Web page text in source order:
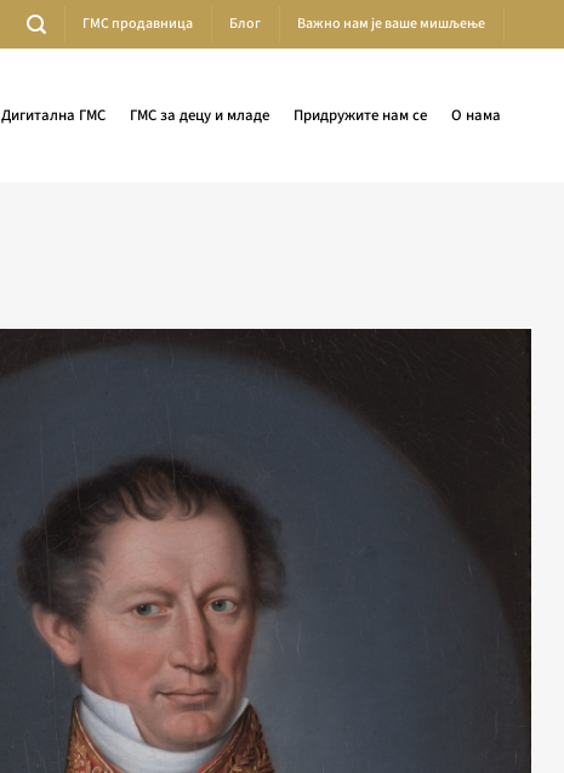
ГМС продавница Блог Важно нам је ваше мишљење
Дигитална ГМС ГМС за децу и младе Придружите нам се О нама